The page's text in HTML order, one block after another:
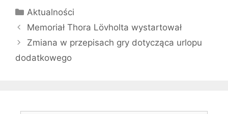
Kategorie
Aktualności
Memoriał Thora Lövholta wystartował
Zmiana w przepisach gry dotycząca urlopu
dodatkowego